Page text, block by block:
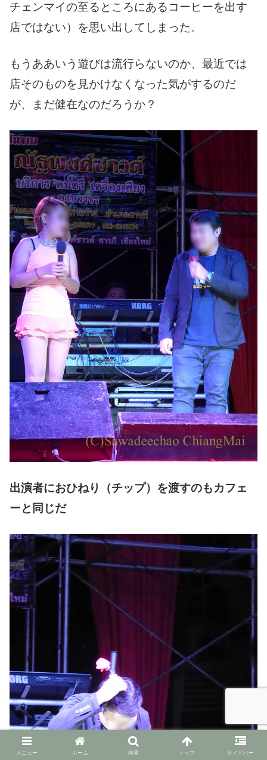
チェンマイの至るところにあるコーヒーを出す
店ではない）を思い出してしまった。
もうああいう遊びは流行らないのか、最近では
店そのものを見かけなくなった気がするのだ
が、まだ健在なのだろうか？
出演者におひねり（チップ）を渡すのもカフェ
ーと同じだ
メニュー ホーム 検索 トップ サイドバー